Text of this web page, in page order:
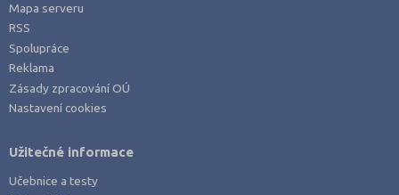
Mapa serveru
RSS
Spolupráce
Reklama
Zásady zpracování OÚ
Nastavení cookies
Užitečné informace
Učebnice a testy